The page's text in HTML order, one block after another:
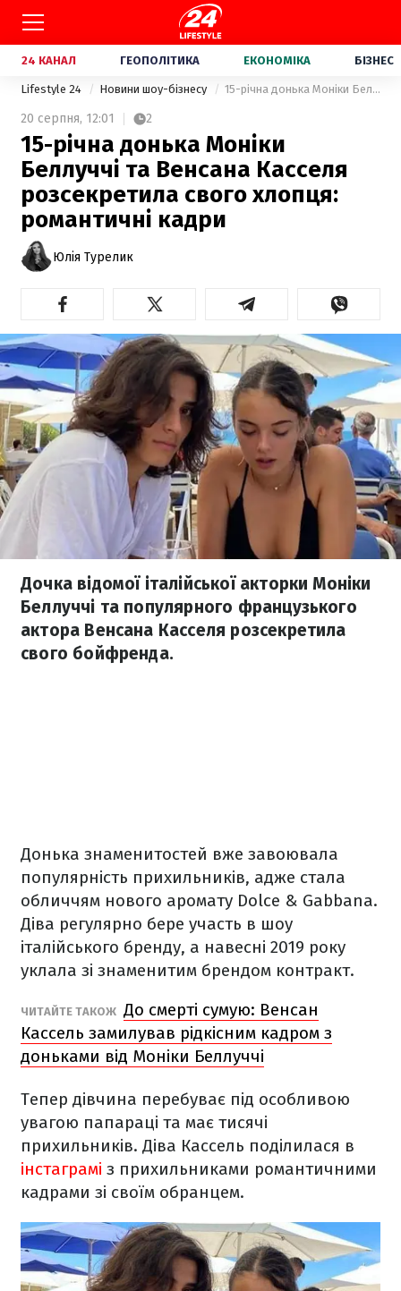
24 КАНАЛ ГЕОПОЛІТИКА ЕКОНОМІКА БІЗНЕС
Lifestyle 24 Новини шоу-бізнесу 15-річна донька Моніки Беллуччі та Венсана Касселя розсекретила свого хлопця: романтичні кадри
20 серпня, 12:01 2
15-річна донька Моніки
Беллуччі та Венсана Касселя
розсекретила свого хлопця:
романтичні кадри
Юлія Турелик
Дочка відомої італійської акторки Моніки
Беллуччі та популярного французького
актора Венсана Касселя розсекретила
свого бойфренда.
Донька знаменитостей вже завоювала
популярність прихильників, адже стала
обличчям нового аромату Dolce & Gabbana.
Діва регулярно бере участь в шоу
італійського бренду, а навесні 2019 року
уклала зі знаменитим брендом контракт.
ЧИТАЙТЕ ТАКОЖ До смерті сумую: Венсан
Кассель замилував рідкісним кадром з
доньками від Моніки Беллуччі
Тепер дівчина перебуває під особливою
увагою папараці та має тисячі
прихильників. Діва Кассель поділилася в
інстаграмі з прихильниками романтичними
кадрами зі своїм обранцем.